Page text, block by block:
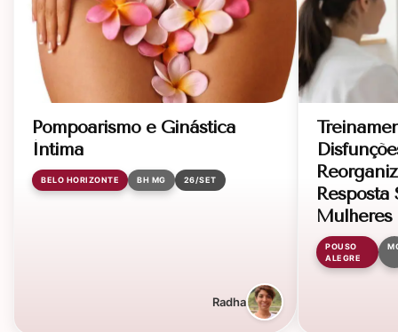
Pompoarismo e Ginástica
Íntima
BELO HORIZONTE BH MG 26/SET
Radha
Resposta
Mulheres
POUSO
ALEGRE